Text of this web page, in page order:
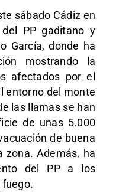
sábado Cádiz en
PP gaditano y
García, donde ha
mostrando la
afectados por el
entorno del monte
las llamas se han
de unas 5.000
de buena
zona. Además, ha
del PP a los